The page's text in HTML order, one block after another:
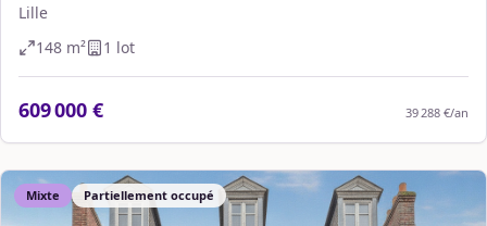
Lille
148 m² 1 lot
609 000 € 39 288 €/an
Mixte Partiellement occupé